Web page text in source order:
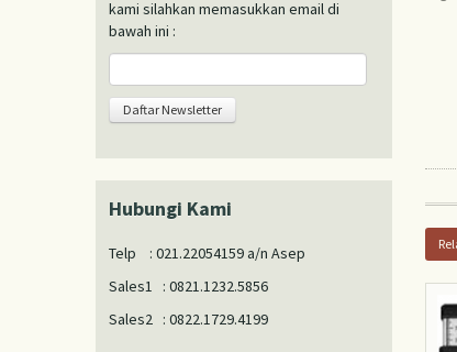
kami silahkan memasukkan email di
bawah ini :
Hubungi Kami
Telp : 021.22054159 a/n Asep
Sales1 : 0821.1232.5856
Sales2 : 0822.1729.4199